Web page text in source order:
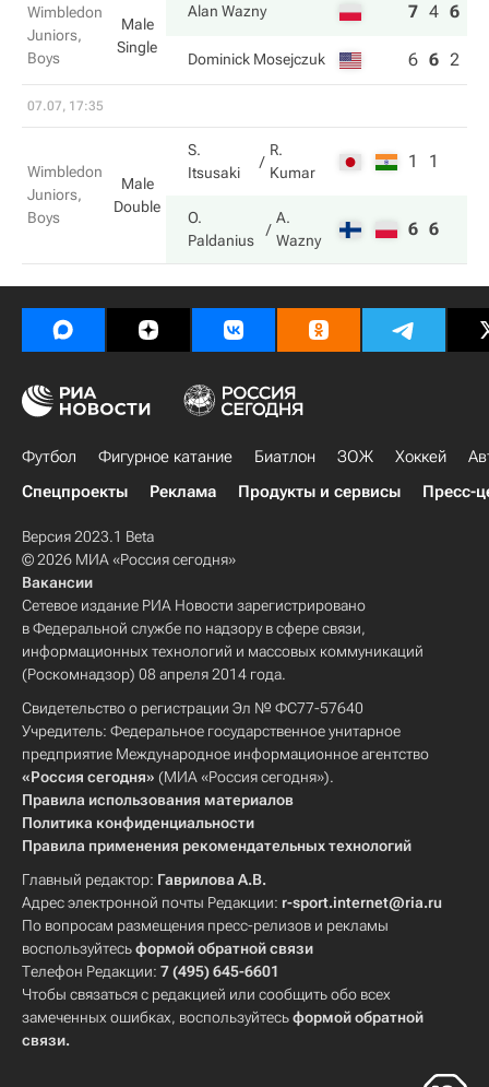
Wimbledon
Juniors,
Boys
Male
Single
Alan Wazny 7 4 6
Dominick Mosejczuk 6 6 2
07.07, 17:35
Wimbledon
Juniors,
Boys
Male
Double
S.
Itsusaki
R.
Kumar
1 1
O.
Paldanius
A.
Wazny
6 6
Футбол Фигурное катание Биатлон ЗОЖ Хоккей
Спецпроекты
Реклама Продукты и сервисы Пресс-
Версия 2023.1 Beta
© 2026 МИА «Россия сегодня»
Вакансии
Сетевое издание РИА Новости зарегистрировано
в Федеральной службе по надзору в сфере связи,
информационных технологий и массовых коммуникаций
(Роскомнадзор) 08 апреля 2014 года.
Свидетельство о регистрации Эл № ФС77-57640
Учредитель: Федеральное государственное унитарное
предприятие Международное информационное агентство
«Россия сегодня» (МИА «Россия сегодня»).
Правила использования материалов
Политика конфиденциальности
Правила применения рекомендательных технологий
Главный редактор: Гаврилова А.В.
Адрес электронной почты Редакции: r-sport.internet@ria.ru
По вопросам размещения пресс-релизов и рекламы
воспользуйтесьформой обратной связи
Телефон Редакции: 7 (495) 645-6601
Чтобы связаться с редакцией или сообщить обо всех
замеченных ошибках, воспользуйтесьформой обратной
связи.